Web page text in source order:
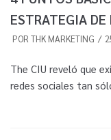
ESTRATEGIA DE
POR THK MARKETING
The CIU reveló que
redes sociales tan